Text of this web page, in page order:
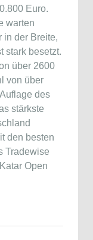
Euro.
warten
in der Breite,
stark besetzt.
über 2600
von über
des
stärkste
den besten
Tradewise
Open